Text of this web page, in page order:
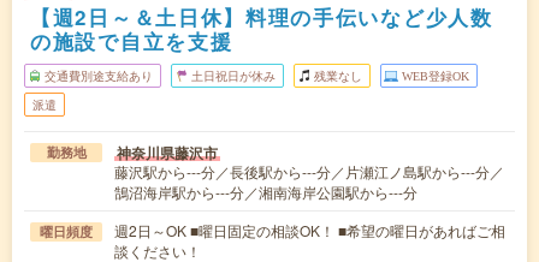
【週2日～＆土日休】料理の手伝いなど少人数
の施設で自立を支援
交通費別途支給あり 土日祝日が休み 残業なし WEB登録OK
派遣
勤務地 神奈川県藤沢市
藤沢駅から---分／長後駅から---分／片瀬江ノ島駅から---分／
鵠沼海岸駅から---分／湘南海岸公園駅から---分
曜日頻度
週2日～OK ■曜日固定の相談OK！ ■希望の曜日があればご相
談ください！